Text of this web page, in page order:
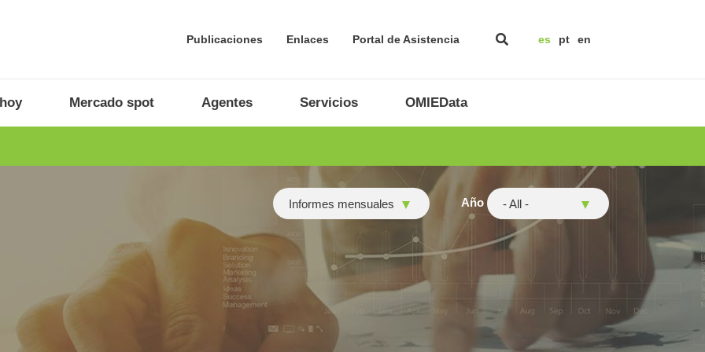
Publicaciones Enlaces Portal de Asistencia es pt en
Mercado spot Agentes Servicios OMIEData
Category
Informes mensuales Año - All -